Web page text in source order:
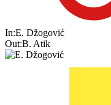
In:E. Džogović
Out:B. Atik